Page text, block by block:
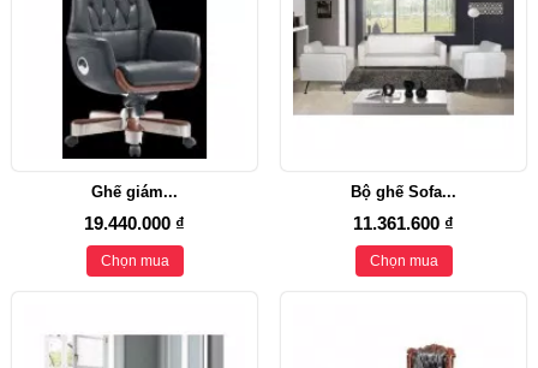
Ghế giám...
19.440.000 ₫
Chọn mua
Bộ ghế Sofa...
11.361.600 ₫
Chọn mua